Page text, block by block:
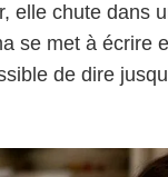
elle chute dans
se met à écrire
de dire